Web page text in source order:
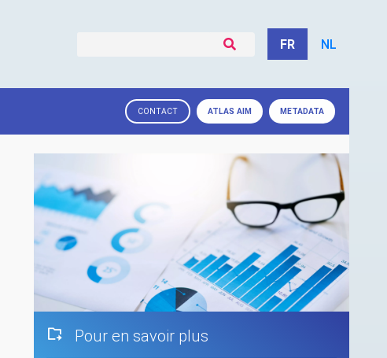
FR NL
CONTACT ATLAS AIM METADATA
Pour en savoir plus